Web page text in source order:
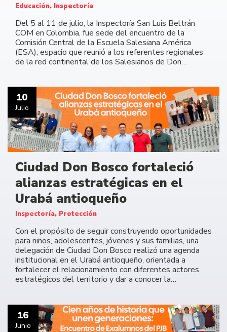
Educación, Inspectoría
Del 5 al 11 de julio, la Inspectoría San Luis Beltrán
COM en Colombia, fue sede del encuentro de la
Comisión Central de la Escuela Salesiana América
(ESA), espacio que reunió a los referentes regionales
de la red continental de los Salesianos de Don…
10
Julio
Ciudad Don Bosco fortaleció
alianzas estratégicas en el
Urabá antioqueño
Inspectoría, Protección
Con el propósito de seguir construyendo oportunidades
para niños, adolescentes, jóvenes y sus familias, una
delegación de Ciudad Don Bosco realizó una agenda
institucional en el Urabá antioqueño, orientada a
fortalecer el relacionamiento con diferentes actores
estratégicos del territorio y dar a conocer la…
16
Junio